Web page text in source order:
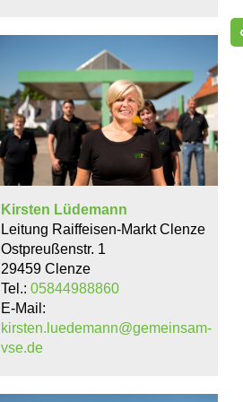
Kirsten Lüdemann
Leitung Raiffeisen-Markt Clenze
Ostpreußenstr. 1
29459 Clenze
Tel.: 05844988860
E-Mail:
kirsten.luedemann@gemeinsam-
vse.de